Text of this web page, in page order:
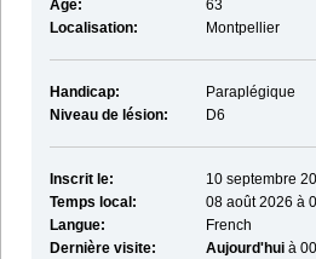
Âge:
63
Localisation:
Montpellier
Handicap:
Paraplégique
Niveau de lésion:
D6
Inscrit le:
10 septembre
Temps local:
08 août 2026 à
Langue:
French
Dernière visite:
Aujourd'huià